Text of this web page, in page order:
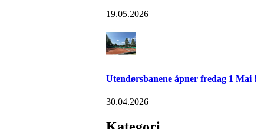
19.05.2026
Utendørsbanene åpner fredag 1 Mai !
30.04.2026